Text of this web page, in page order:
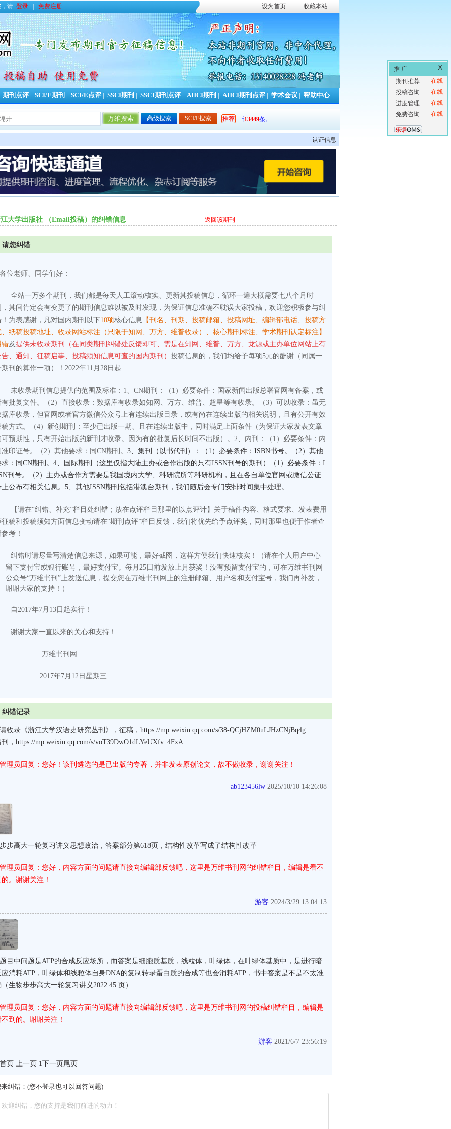
请 登录 免费注册 设为首页 收藏本站
期刊点评 SCI/E期刊 SCI/E点评 SSCI期刊 SSCI期刊点评 AHCI期刊 AHCI期刊点评 学术会议 帮助中心
高级搜索 SCI/E搜索 推荐
今日更新期刊信息0条，本周累计更新 条，本年累计更新13449条。
认证信息
大学出版社 （Email投稿）的纠错信息 返回该期刊
请您纠错
各位老师、同学们好：
全站一万多个期刊，我们都是每天人工滚动核实、更新其投稿信息，循环一遍大概需要七八个月时
，其间肯定会有变更了的期刊信息难以被及时发现，为保证信息准确不耽误大家投稿，欢迎您积极参与纠
！为表感谢，凡对国内期刊以下10项核心信息 【刊名、刊期、投稿邮箱、投稿网址、编辑部电话、投稿方
、纸稿投稿地址、收录网站标注（只限于知网、万方、维普收录）、核心期刊标注、学术期刊认定标注】
错及提供未收录期刊（在同类期刊纠错处反馈即可、需是在知网、维普、万方、龙源或主办单位网站上有
告、通知、征稿启事、投稿须知信息可查的国内期刊） 投稿信息的，我们均给予每项5元的酬谢（同属一
期刊的算作一项）！2022年11月28日起
未收录期刊信息提供的范围及标准： 1、CN期刊：
（1）必要条件：国家新闻出版总署官网有备案，或
批复文件。
（2）直接收录：数据库有收录如知网、万方、维普、超星等有收录。
（3）可以收录：虽无
据库收录，但官网或者官方微信公众号上有连续出版目录，或有尚在连续出版的相关说明，且有公开有效
方式。
（4）新创期刊：至少已出版一期、且在连续出版中，同时满足上面条件（为保证大家发表文章
可预期性，只有开始出版的新刊才收录。因为有的批复后长时间不出版）。 2、内刊：
（1）必要条件：内
印证号。
（2）其他要求：同CN期刊。 3、集刊（以书代刊）：（1）必要条件：ISBN书号。（2）其他
求：同CN期刊。4、国际期刊（这里仅指大陆主办或合作出版的只有ISSN刊号的期刊）（1）必要条件：I
刊号。（2）主办或合作方需要是我国境内大学、科研院所等科研机构，且在各自单位官网或微信公证
上公布有相关信息。5、其他ISSN期刊包括港澳台期刊，我们随后会专门安排时间集中处理。
【请在“纠错、补充”栏目处纠错；放在点评栏目那里的以点评计】 关于稿件内容、格式要求、发表费用
征稿和投稿须知方面信息变动请在“期刊点评”栏目反馈，我们将优先给予点评奖，同时那里也便于作者查
考！
纠错时请尽量写清楚信息来源，如果可能，最好截图，这样方便我们快速核实！（请在个人用户中心
留下支付宝或银行账号，最好支付宝。每月25日前发放上月获奖！没有预留支付宝的，可在万维书刊网
公众号“万维书刊”上发送信息，提交您在万维书刊网上的注册邮箱、用户名和支付宝号，我们再补发，
谢谢大家的支持！）
自2017年7月13日起实行！
谢谢大家一直以来的关心和支持！
万维书刊网
2017年7月 12 日 星期三
纠错记录
请收录《浙江大学汉语史研究丛刊》，征稿，https://mp.weixin.qq.com/s/38-QCjHZM0uLJHzCNjBq4g
刊，https://mp.weixin.qq.com/s/voT39DwO1dLYeUXfv_4FxA
管理员回复：您好！该刊遴选的是已出版的专著，并非发表原创论文，故不做收录，谢谢关注！
ab123456lw 2025/10/10 14:26:08
步步高大一轮复习讲义思想政治，答案部分第618页，结构性改革写成了结构性改革
管理员回复：您好，内容方面的问题请直接向编辑部反馈吧，这里是万维书刊网的纠错栏目，编辑是看不
。谢谢关注！
游客 2024/3/29 13:04:13
题目中问题是ATP的合成反应场所，而答案是细胞质基质，线粒体，叶绿体，在叶绿体基质中，是进行暗
应消耗ATP，叶绿体和线粒体自身DNA的复制转录蛋白质的合成等也会消耗ATP，书中答案是不是不太准
（生物步步高大一轮复习讲义2022 45 页）
管理员回复：您好，内容方面的问题请直接向编辑部反馈吧，这里是万维书刊网的投稿纠错栏目，编辑是
不到的。谢谢关注！
游客 2021/6/7 23:56:19
首页 上一页 1下一页尾页
纠错：(您不登录也可以回答问题)
X
推 广
在线
期刊推荐
在线
投稿咨询
在线
进度管理
在线
免费咨询